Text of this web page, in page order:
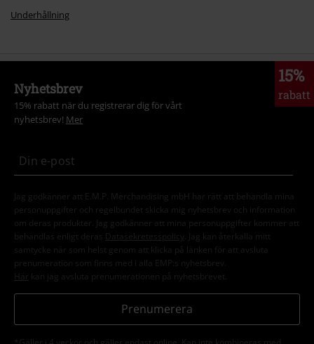
Underhållning
15%
rabatt
Nyhetsbrev
15% rabatt när du registrerar dig för vårt
nyhetsbrev! Mer
Jag godkänner att E.M.P. Merchandising mbH har rätt att behandla mina
personuppgifter och regelbundet skicka mig nyhetsbrev och information
om deras produkter. Jag godkänner att mina personuppgifter kommer att
behandlas enligt deras
Datasekretesspolicy
. Jag kan återkalla mitt
samtycke när som helst genom att klicka på länken för att avsluta
prenumeration som finns med i alla EMP:s nyhetsbrev.
Här kan jag avsluta prenumerationen på nyhetsbrevet.
Prenumerera